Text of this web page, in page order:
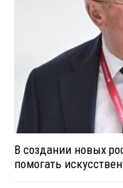
В создании новых
помогать